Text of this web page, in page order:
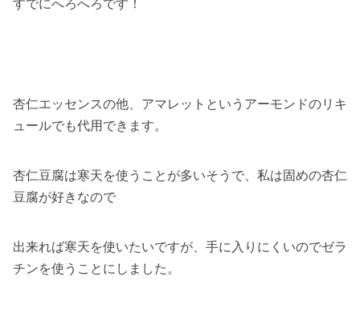
すでにへろへろです！
杏仁エッセンスの他、アマレットというアーモンドのリキ
ュールでも代用できます。
杏仁豆腐は寒天を使うことが多いそうで、私は固めの杏仁
豆腐が好きなので
出来れば寒天を使いたいですが、手に入りにくいのでゼラ
チンを使うことにしました。